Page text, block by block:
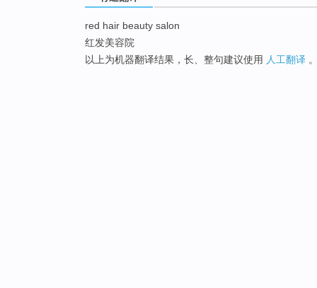
red hair beauty salon
红发美容院
以上为机器翻译结果，长、整句建议使用 人工翻译